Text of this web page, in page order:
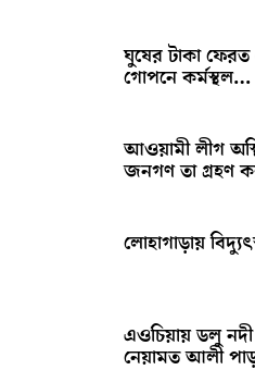
ঘুষের টাকা ফেরত
গোপনে কর্মস্থল…
আওয়ামী লীগ
জনগণ তা গ্রহণ
লোহাগাড়ায়
এওচিয়ায় ডলু নদী
নেয়ামত আলী